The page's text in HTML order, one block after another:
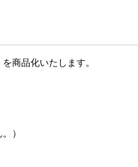
商品化いたします。
）